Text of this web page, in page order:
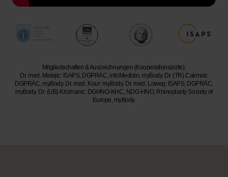
Mitgliedschaften & Auszeichnungen (Kooperationsärzte):
Dr. med. Matejic: ISAPS, DGPRÄC, infoMedizin, myBody. Dr. (TR) Cakmak:
DGPRÄC, myBody. Dr. med. Kour: myBody. Dr. med. Loweg: ISAPS, DGPRÄC,
myBody. Dr. (UB) Krizmanic: DGHNO-KHC, NDG-HNO, Rhinoplasty Society of
Europe, myBody.